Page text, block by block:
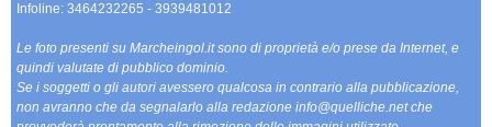
Infoline: 3464232265 - 3939481012
Le foto presenti su Marcheingol.it sono di proprietà e/o prese da Internet, e
quindi valutate di pubblico dominio.
Se i soggetti o gli autori avessero qualcosa in contrario alla pubblicazione,
non avranno che da segnalarlo alla redazione info@quelliche.net che